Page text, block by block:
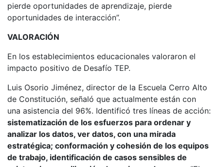
pierde oportunidades de aprendizaje, pierde
oportunidades de interacción”.
VALORACIÓN
En los establecimientos educacionales valoraron el
impacto positivo de Desafío TEP.
Luis Osorio Jiménez, director de la Escuela Cerro Alto
de Constitución, señaló que actualmente están con
una asistencia del 96%. Identificó tres líneas de acción:
sistematización de los esfuerzos para ordenar y
analizar los datos, ver datos, con una mirada
estratégica; conformación y cohesión de los equipos
de trabajo, identificación de casos sensibles de